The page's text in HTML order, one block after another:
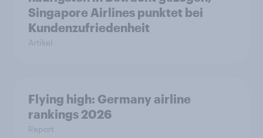
Singapore Airlines punktet bei
Kundenzufriedenheit
Artikel
Flying high: Germany airline
rankings 2026
Report